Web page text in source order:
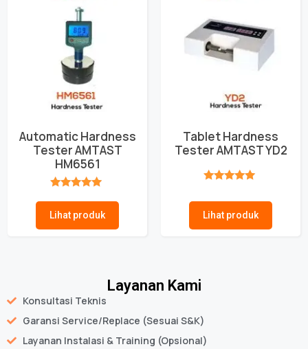
Automatic Hardness
Tester AMTAST
HM6561
Lihat produk
Tablet Hardness
Tester AMTAST YD2
Lihat produk
Layanan Kami
Konsultasi Teknis
Garansi Service/Replace (Sesuai S&K)
Layanan Instalasi & Training (Opsional)